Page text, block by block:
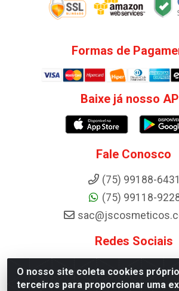
O nosso site coleta cookies
terceiros para proporcionar uma
Formas de
Baixe já nosso
Fale Conosco
(75) 99188-6431
(75) 99118-
Redes Sociais
Instagram